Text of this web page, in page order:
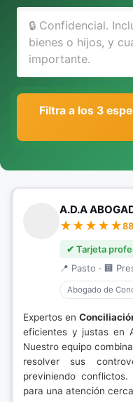
Filtra a los 3
A.D.A
✔ Tarjeta
📍 Pasto · 🏢
Abogado de
Expertos en
eficientes y justas en
Nuestro equipo
resolver sus
previniendo
para una atención